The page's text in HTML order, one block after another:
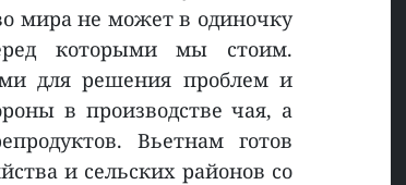
мира не может в одиночку
которыми мы стоим.
для решения проблем и
в производстве чая, а
Вьетнам готов
и сельских районов со